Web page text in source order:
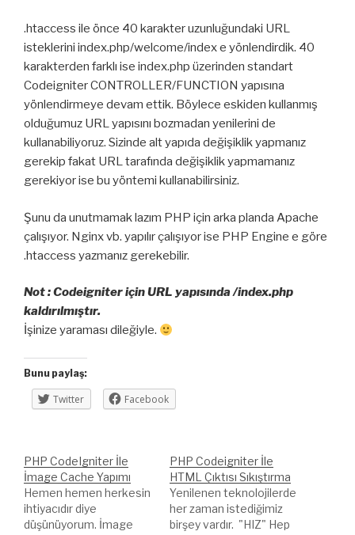
.htaccess ile önce 40 karakter uzunluğundaki URL
isteklerini index.php/welcome/index e yönlendirdik. 40
karakterden farklı ise index.php üzerinden standart
Codeigniter CONTROLLER/FUNCTION yapısına
yönlendirmeye devam ettik. Böylece eskiden kullanmış
olduğumuz URL yapısını bozmadan yenilerini de
kullanabiliyoruz. Sizinde alt yapıda değişiklik yapmanız
gerekip fakat URL tarafında değişiklik yapmamanız
gerekiyor ise bu yöntemi kullanabilirsiniz.
Şunu da unutmamak lazım PHP için arka planda Apache
çalışıyor. Nginx vb. yapılır çalışıyor ise PHP Engine e göre
.htaccess yazmanız gerekebilir.
Not : Codeigniter için URL yapısında /index.php
kaldırılmıştır.
İşinize yaraması dileğiyle.
Bunu paylaş:
Twitter Facebook
PHP CodeIgniter İle
İmage Cache Yapımı
Hemen hemen herkesin
ihtiyacıdır diye
düşünüyorum. İmage
PHP Codeigniter İle
HTML Çıktısı Sıkıştırma
Yenilenen teknolojilerde
her zaman istediğimiz
birşey vardır. "HIZ" Hep